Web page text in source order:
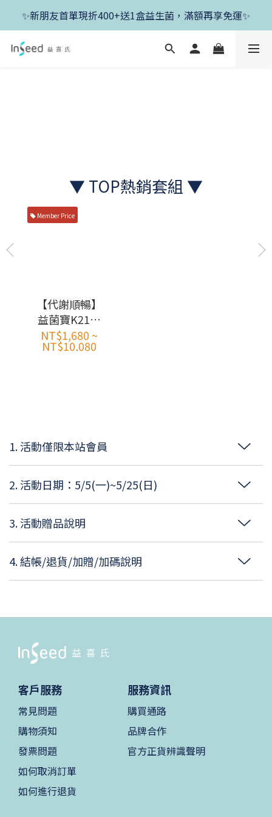
✨新朋友首單現折400+送1盒益生菌，滿額再享免運✨
✨新朋友首單現折400+送1盒益生菌，滿額再享免運✨
✨父親節開跑！好菌任搭8折，滿額加送1盒好菌✨
▼ TOP熱銷套組 ▼
Member Price
【代謝順暢】
益菌寶K21代
謝美型益生菌
(60入/盒)
NT$1,680 ~
NT$10,080
1. 活動僅限本站會員
2. 活動日期：5/5(一)~5/25(日)
3. 活動贈品說明
4. 結帳/退貨/加贈/加碼說明
客戶服務
常見問題
購物須知
發票問題
如何取消訂單
如何進行退貨
服務資訊
購買通路
品牌合作
官方正貨辨識聲明